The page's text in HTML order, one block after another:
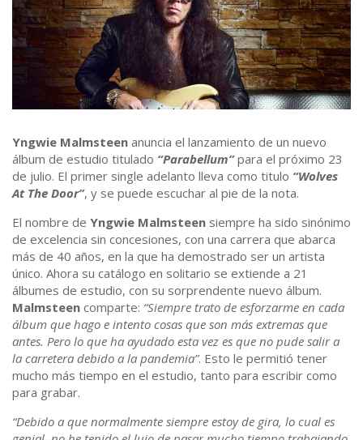
Yngwie Malmsteen anuncia el lanzamiento de un nuevo
álbum de estudio titulado “Parabellum”para el próximo 23
de julio. El primer single adelanto lleva como titulo “Wolves
At The Door”, y se puede escuchar al pie de la nota.
El nombre de Yngwie Malmsteen siempre ha sido sinónimo
de excelencia sin concesiones, con una carrera que abarca
más de 40 años, en la que ha demostrado ser un artista
único. Ahora su catálogo en solitario se extiende a 21
álbumes de estudio, con su sorprendente nuevo álbum.
Malmsteen comparte: “Siempre trato de esforzarme en cada
álbum que hago e intento cosas que son más extremas que
antes. Pero lo que ha ayudado esta vez es que no pude salir a
la carretera debido a la pandemia”. Esto le permitió tener
mucho más tiempo en el estudio, tanto para escribir como
para grabar.
“Debido a que normalmente siempre estoy de gira, lo cual es